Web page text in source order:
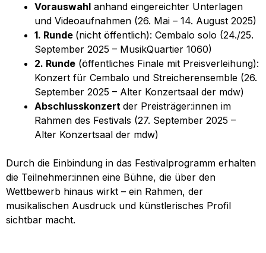
Vorauswahl anhand eingereichter Unterlagen
und Videoaufnahmen (26. Mai – 14. August 2025)
1. Runde (nicht öffentlich): Cembalo solo (24./25.
September 2025 – MusikQuartier 1060)
2. Runde (öffentliches Finale mit Preisverleihung):
Konzert für Cembalo und Streicherensemble (26.
September 2025 – Alter Konzertsaal der mdw)
Abschlusskonzert der Preisträger:innen im
Rahmen des Festivals (27. September 2025 –
Alter Konzertsaal der mdw)
Durch die Einbindung in das Festivalprogramm erhalten
die Teilnehmer:innen eine Bühne, die über den
Wettbewerb hinaus wirkt – ein Rahmen, der
musikalischen Ausdruck und künstlerisches Profil
sichtbar macht.